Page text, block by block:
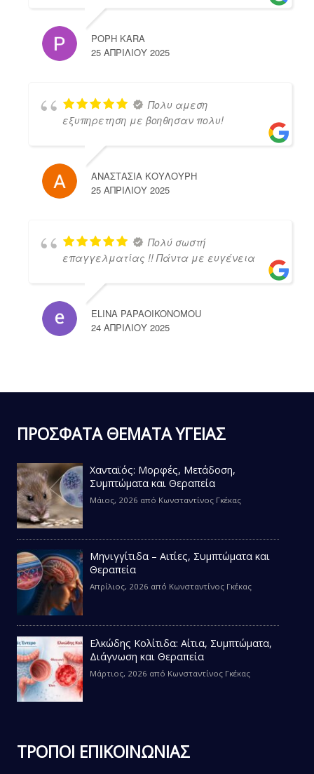
POPH KARA
25 ΑΠΡΙΛΊΟΥ 2025
Πολυ αμεση
εξυπηρετηση με βοηθησαν πολυ!
ΑΝΑΣΤΑΣΙΑ ΚΟΥΛΟΥΡΗ
25 ΑΠΡΙΛΊΟΥ 2025
Πολύ σωστή
επαγγελματίας !! Πάντα με ευγένεια
ELINA PAPAOIKONOMOU
24 ΑΠΡΙΛΊΟΥ 2025
ΠΡΟΣΦΑΤΑ ΘΕΜΑΤΑ ΥΓΕΙΑΣ
Χανταϊός: Μορφές, Μετάδοση,
Συμπτώματα και Θεραπεία
Μάιος, 2026 από Κωνσταντίνος Γκέκας
Μηνιγγίτιδα – Αιτίες, Συμπτώματα και
Θεραπεία
Απρίλιος, 2026 από Κωνσταντίνος Γκέκας
Ελκώδης Κολίτιδα: Αίτια, Συμπτώματα,
Διάγνωση και Θεραπεία
Μάρτιος, 2026 από Κωνσταντίνος Γκέκας
ΤΡΟΠΟΙ ΕΠΙΚΟΙΝΩΝΙΑΣ